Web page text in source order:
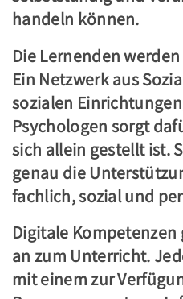
handeln können.
Die Lernenden
Ein Netzwerk aus
sozialen
Psychologen sorgt
sich allein gestellt ist.
genau die
fachlich, sozial und
Digitale
an zum Unterricht.
mit einem zur